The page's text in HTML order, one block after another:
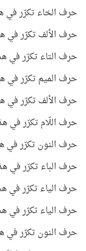
حرف الخاء تكرّر في
حرف الألف تكرّر في هذه
حرف التاء تكرّر في هذه
حرف الميم تكرّر في هذه
حرف الألف تكرّر في هذه
حرف اللّام تكرّر في هذه
حرف النون تكرّر في هذه
حرف الباء تكرّر في هذه
حرف الياء تكرّر في هذه
حرف الياء تكرّر في هذه
حرف النون تكرّر في هذه